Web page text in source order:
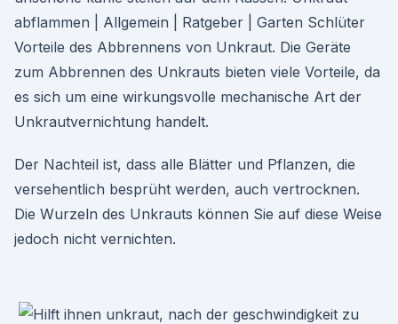
abflammen | Allgemein | Ratgeber | Garten Schlüter
Vorteile des Abbrennens von Unkraut. Die Geräte
zum Abbrennen des Unkrauts bieten viele Vorteile, da
es sich um eine wirkungsvolle mechanische Art der
Unkrautvernichtung handelt.
Der Nachteil ist, dass alle Blätter und Pflanzen, die
versehentlich besprüht werden, auch vertrocknen.
Die Wurzeln des Unkrauts können Sie auf diese Weise
jedoch nicht vernichten.